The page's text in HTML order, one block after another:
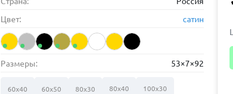
Цвет:
сатин
Размеры: 53×7×92
60х40 60х50 80х30 80х40 100х30